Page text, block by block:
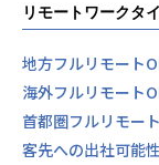
リモートワークタ
地方フルリモート
海外フルリモート
首都圏フルリモート
客先への出社可能